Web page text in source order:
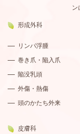
ン
形成外科
リンパ浮腫
巻き爪・陥入爪
陥没乳頭
外傷・熱傷
頭のかたち外来
皮膚科